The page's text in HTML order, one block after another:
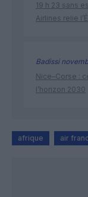
19 h 23 sans
Airlines relie
Badissi
Nice–Corse :
l’horizon 2030
afrique air